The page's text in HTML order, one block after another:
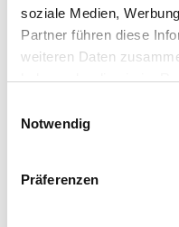
soziale Medien,
Partner führen diese
weiteren Daten
haben oder die sie im
Notwendig
Präferenzen
Umrechnungsfaktoren